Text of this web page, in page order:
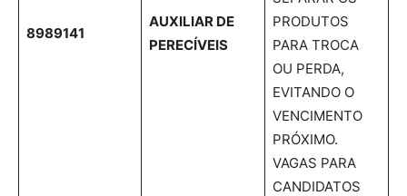
8989141
AUXILIAR DE
PERECÍVEIS
PRODUTOS
PARA TROCA
OU PERDA,
EVITANDO O
VENCIMENTO
PRÓXIMO.
VAGAS PARA
CANDIDATOS